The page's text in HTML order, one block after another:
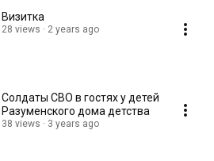
Визитка
28 views 2 years ago
Солдаты СВО в гостях у детей
Разуменского дома детства
38 views 3 years ago